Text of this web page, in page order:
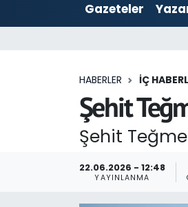
Gazeteler
HABERLER İÇ
Şehit
Şehit
22.06.2026 - 12:48
YAYINLANMA
Foto Galeri
Son Dakika Haberleri
Haber Arşivi